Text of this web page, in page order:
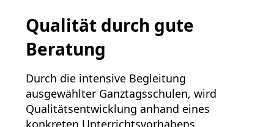
Qualität durch gute
Beratung
Durch die intensive Begleitung
ausgewählter Ganztagsschulen, wird
Qualitätsentwicklung anhand eines
konkreten Unterrichtsvorhabens